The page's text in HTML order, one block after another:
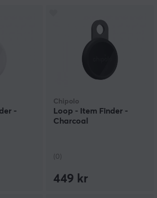
som är både funktionella och
bygger på att teknik ska
snarare än ersätta dem,
relationer, enkelhet och
Genom hållbarhetstänk, starka
användarvänlig design levererar
lösningar med tydlig identitet.
-
Chipolo
Loop - Item Finder -
Charcoal
(0)
449 kr